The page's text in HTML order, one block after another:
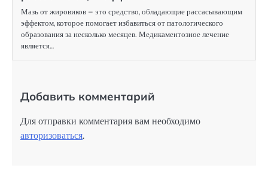
Мазь от жировиков – это средство, обладающие рассасывающим
эффектом, которое помогает избавиться от патологического
образования за несколько месяцев. Медикаментозное лечение
является…
Добавить комментарий
Для отправки комментария вам необходимо
авторизоваться.